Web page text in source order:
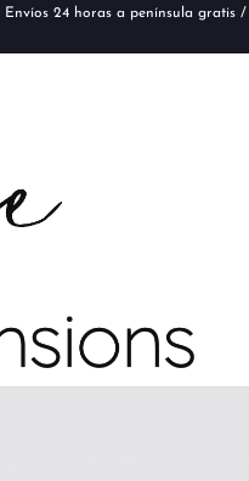
24 horas a península gratis